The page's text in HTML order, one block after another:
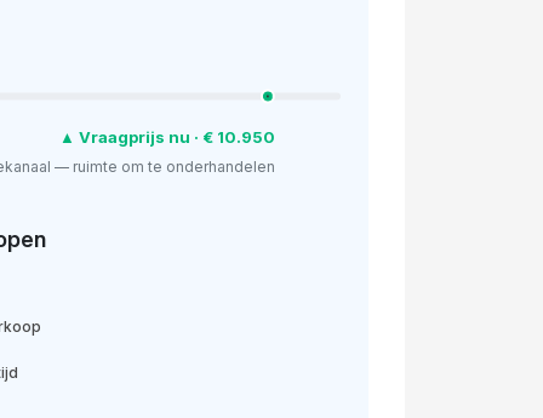
▲ Vraagprijs nu · € 10.950
— ruimte om te onderhandelen